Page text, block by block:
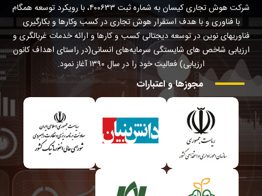
شرکت هوش تجاری کیسان به شماره ثبت ۴۰۰۶۳۳، با رویکرد توسعه همگام
با فناوری و با هدف استقرار هوش تجاری در کسب وکارها و بکارگیری
فناوریهای نوین در توسعه دیجتالی کسب و کارها و ارائه خدمات غربالگری و
ارزیابی شاخص های شایستگی سرمایه‌های انسانی(در راستای اهداف کانون
ارزیابی) فعالیت خود را در سال ۱۳۹۰ آغاز نمود.
مجوزها و اعتبارات